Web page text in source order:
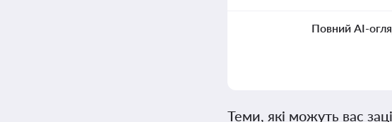
Повний AI-
Теми, які можуть вас